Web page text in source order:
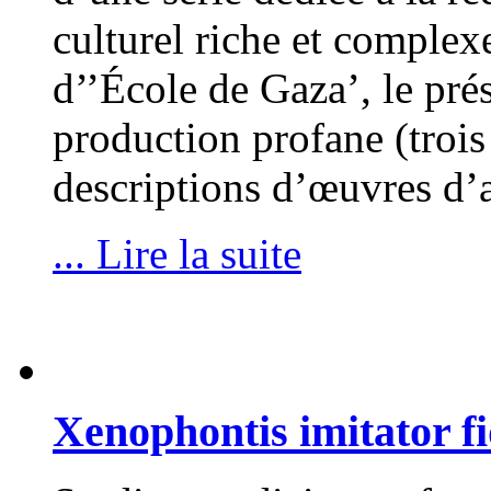
culturel riche et
d’’École de Gaza’, le
production profane
descriptions d’œuvres
... Lire la suite
Xenophontis imitator